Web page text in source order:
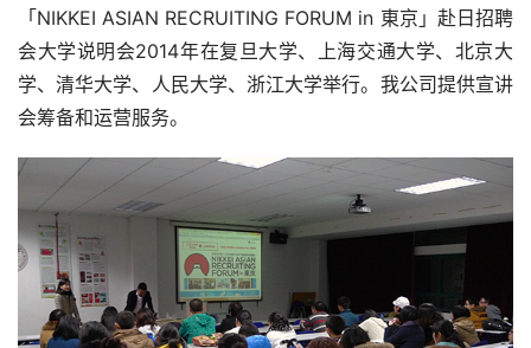
「NIKKEI ASIAN RECRUITING FORUM in 東京」赴日招聘
会大学说明会2014年在复旦大学、上海交通大学、北京大
学、清华大学、人民大学、浙江大学举行。我公司提供宣讲
会筹备和运营服务。